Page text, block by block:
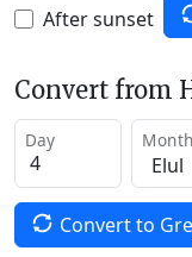
After sunset
Convert from
Day Month
Convert to